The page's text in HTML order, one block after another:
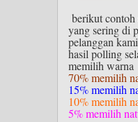
berikut
yang sering di
pelanggan
hasil polling
memilih warna
70% memilih
15% memilih
10% memilih
5% memilih